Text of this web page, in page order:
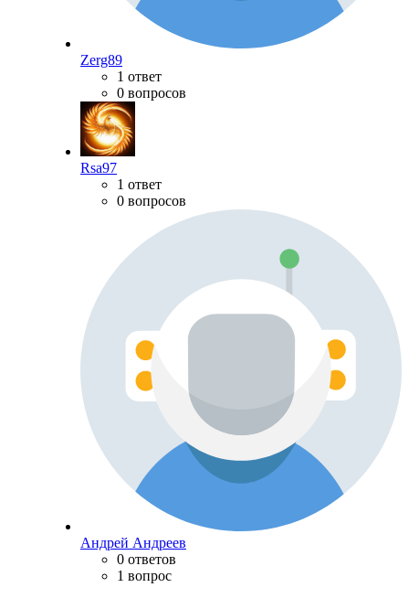
Zerg89
1 ответ
0 вопросов
Rsa97
1 ответ
0 вопросов
Андрей Андреев
0 ответов
1 вопрос